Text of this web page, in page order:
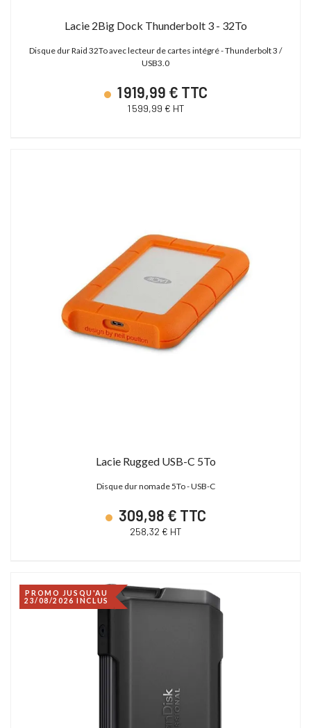
Lacie 2Big Dock Thunderbolt 3 - 32To
Disque dur Raid 32To avec lecteur de cartes intégré - Thunderbolt 3 /
USB3.0
1 919,99 € TTC
1 599,99 € HT
Lacie Rugged USB-C 5To
Disque dur nomade 5To - USB-C
309,98 € TTC
258,32 € HT
PROMO JUSQU'AU
23/08/2026 INCLUS